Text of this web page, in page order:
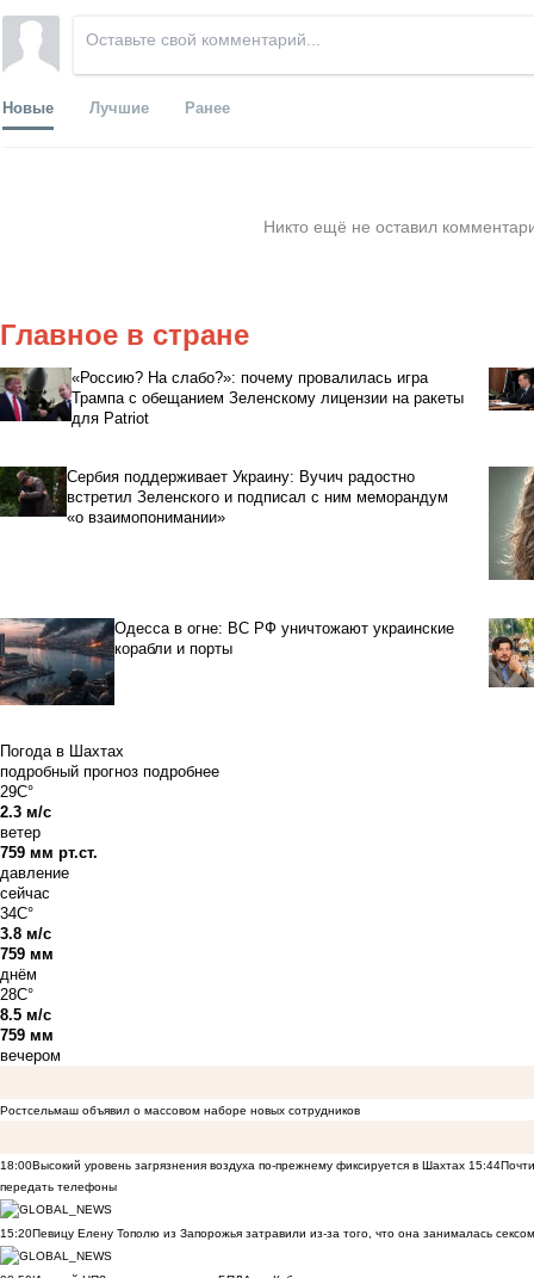
Новые Лучшие Ранее
Никто ещё не оставил
Главное в стране
«Россию? На слабо?»: почему провалилась игра
Трампа с обещанием Зеленскому лицензии на ракеты
для Patriot
Сербия поддерживает Украину: Вучич радостно
встретил Зеленского и подписал с ним меморандум
«о взаимопонимании»
Одесса в огне: ВС РФ уничтожают украинские
корабли и порты
Погода в Шахтах
подробный прогноз подробнее
29C°
2.3 м/с
ветер
759 мм рт.ст.
давление
сейчас
34C°
3.8 м/с
759 мм
днём
28C°
8.5 м/с
759 мм
вечером
Ростсельмаш объявил о массовом наборе новых сотрудников
18:00Высокий уровень загрязнения воздуха по-прежнему фиксируется в Шахтах 15:44
передать телефоны
15:20Певицу Елену Тополю из Запорожья затравили из-за того, что она занималась